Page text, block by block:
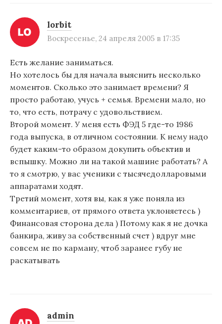
lorbit
Воскресенье, 24 апреля 2005 в 17:35
Есть желание заниматься.
Но хотелось бы для начала выяснить несколько
моментов. Сколько это занимает времени? Я
просто работаю, учусь + семья. Времени мало, но
то, что есть, потрачу с удовольствием.
Второй момент. У меня есть ФЭД 5 где-то 1986
года выпуска, в отличном состоянии. К нему надо
будет каким-то образом докупить объектив и
вспышку. Можно ли на такой машине работать? А
то я смотрю, у вас ученики с тысячедолларовыми
аппаратами ходят.
Третий момент, хотя вы, как я уже поняла из
комментариев, от прямого ответа уклоняетесь )
Финансовая сторона дела ) Потому как я не дочка
банкира, живу за собственный счет ) вдруг мне
совсем не по карману, чтоб заранее губу не
раскатывать
admin